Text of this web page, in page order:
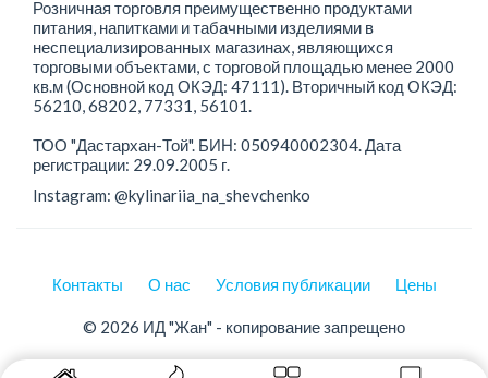
Розничная торговля преимущественно продуктами
питания, напитками и табачными изделиями в
неспециализированных магазинах, являющихся
торговыми объектами, с торговой площадью менее 2000
кв.м (Основной код ОКЭД: 47111). Вторичный код ОКЭД:
56210, 68202, 77331, 56101.
ТОО "Дастархан-Той". БИН: 050940002304. Дата
регистрации: 29.09.2005 г.
Instagram: @kylinariia_na_shevchenko
Контакты О нас Условия публикации Цены
© 2026 ИД "Жан" - копирование запрещено